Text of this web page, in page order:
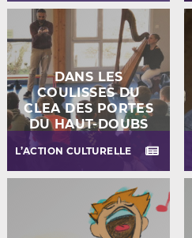
L’ACTION CULTURELLE
DANS LES
COULISSES DU
CLEA DES PORTES
DU HAUT-DOUBS